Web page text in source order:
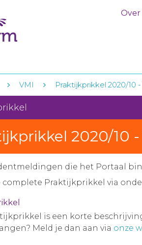
Over
VMI Praktijkprikkel 2020/10
2020/10
die het Portaal
complete Praktijkprikkel via
is een korte
Meld je dan aan via onze